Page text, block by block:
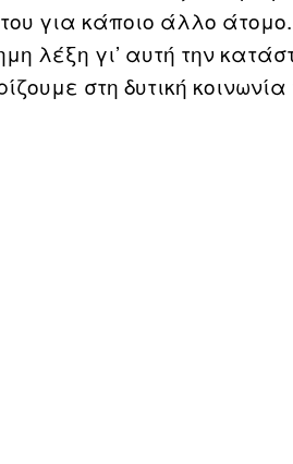
για κάποιο άλλο
λέξη γι’ αυτή την
στη δυτική κοινωνία